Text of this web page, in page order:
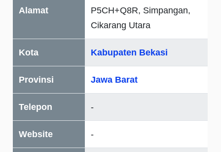
Alamat
P5CH+Q8R, Simpangan,
Cikarang Utara
Kota Kabupaten Bekasi
Provinsi Jawa Barat
Telepon -
Website -